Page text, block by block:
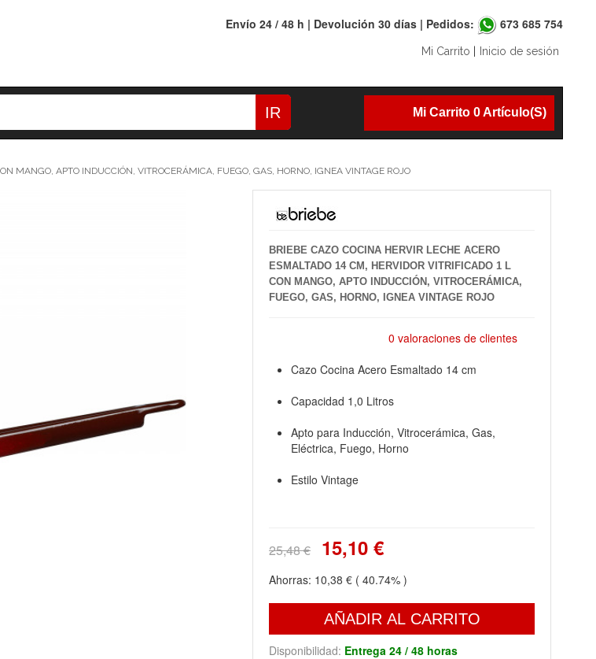
Envío 24 / 48 h | Devolución 30 días | Pedidos: 673 685 754
Mi Carrito Inicio de sesión
Mi Carrito 0 Artículo(s)
IR
MANGO, APTO INDUCCIÓN, VITROCERÁMICA, FUEGO, GAS, HORNO, IGNEA VINTAGE ROJO
BRIEBE CAZO COCINA HERVIR LECHE ACERO
ESMALTADO 14 CM, HERVIDOR VITRIFICADO 1 L
CON MANGO, APTO INDUCCIÓN, VITROCERÁMICA,
FUEGO, GAS, HORNO, IGNEA VINTAGE ROJO
0 valoraciones de clientes
Cazo Cocina Acero Esmaltado 14 cm
Capacidad 1,0 Litros
Apto para Inducción, Vitrocerámica, Gas,
Eléctrica, Fuego, Horno
Estilo Vintage
25,48 € 15,10 €
Ahorras: 10,38 € ( 40.74% )
AÑADIR AL CARRITO
Disponibilidad: Entrega 24 / 48 horas